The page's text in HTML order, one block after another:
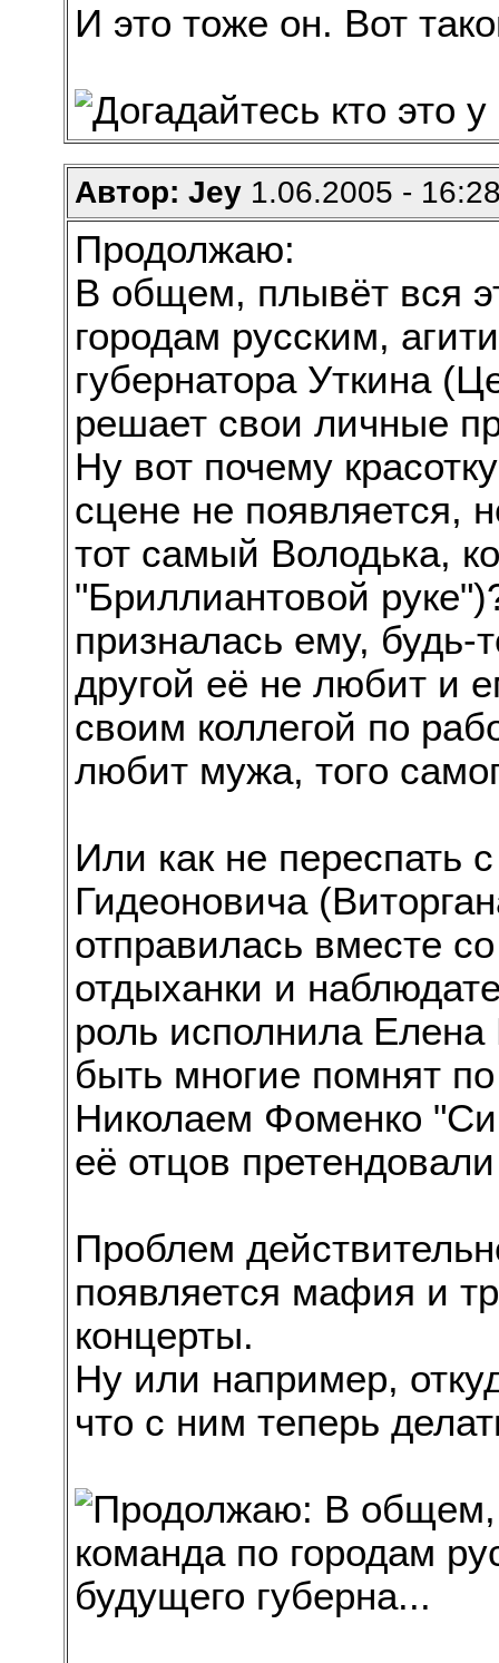
И это тоже он. Вот
Автор: Jey1.06.2005 -
Продолжаю:
В общем, плывёт вся
городам русским,
губернатора Уткина
решает свои личные
Ну вот почему
сцене не появляется,
тот самый Володька,
"Бриллиантовой
призналась ему, будь-
другой её не любит и
своим коллегой по
любит мужа, того
Или как не переспать
Гидеоновича
отправилась вместе
отдыханки и
роль исполнила
быть многие помнят
Николаем Фоменко
её отцов
Проблем
появляется мафия и
концерты.
Ну или например,
что с ним теперь